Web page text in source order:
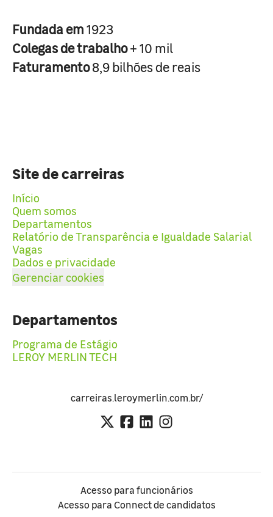
Fundada em1923
Colegas de trabalho+ 10 mil
Faturamento8,9 bilhões de reais
Site de carreiras
Início
Quem somos
Departamentos
Relatório de Transparência e Igualdade Salarial
Vagas
Dados e privacidade
Gerenciar cookies
Departamentos
Programa de Estágio
LEROY MERLIN TECH
carreiras.leroymerlin.com.br/
Acesso para funcionários
Acesso para Connect de candidatos